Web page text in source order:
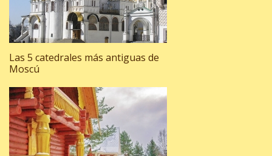
Las 5 catedrales más antiguas de
Moscú